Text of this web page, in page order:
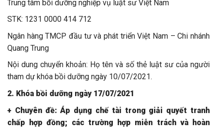
Trung tâm bồi dưỡng nghiệp vụ luật sư Việt Nam
STK: 1231 0000 414 712
Ngân hàng TMCP đầu tư và phát triển Việt Nam – Chi nhánh
Quang Trung
Nội dung chuyển khoản: Họ tên và số thẻ luật sư của người
tham dự khóa bồi dưỡng ngày 10/07/2021.
2. Khóa bồi dưỡng ngày 17/07/2021
+ Chuyên đề: Áp dụng chế tài trong giải quyết tranh
chấp hợp đồng; các trường hợp miễn trách và hoàn